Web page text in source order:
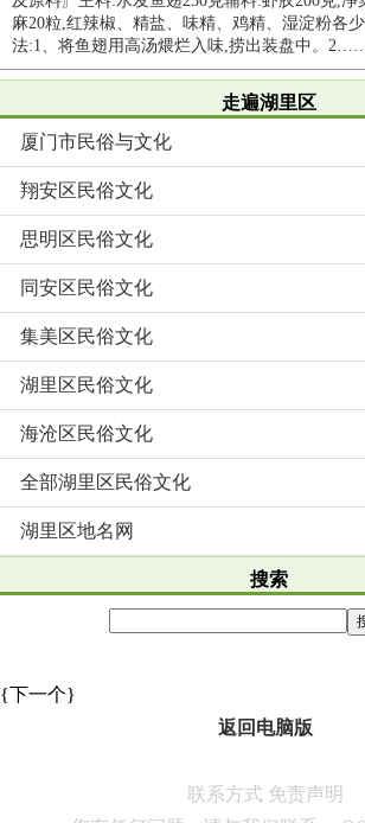
麻20粒,红辣椒、精盐、味精、鸡精、湿淀粉各
法:1、将鱼翅用高汤煨烂入味,捞出装盘中。
走遍湖里区
厦门市民俗与文化
翔安区民俗文化
思明区民俗文化
同安区民俗文化
集美区民俗文化
湖里区民俗文化
海沧区民俗文化
全部湖里区民俗文化
湖里区地名网
搜索
{下一个}
返回电脑版
联系方式 免责声明